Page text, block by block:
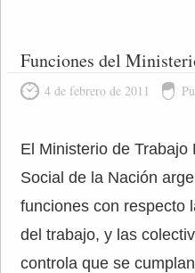
Funciones del
4 de febrero de 2011
El Ministerio de Trabajo
Social de la Nación
funciones con respecto
del trabajo, y las
controla que se